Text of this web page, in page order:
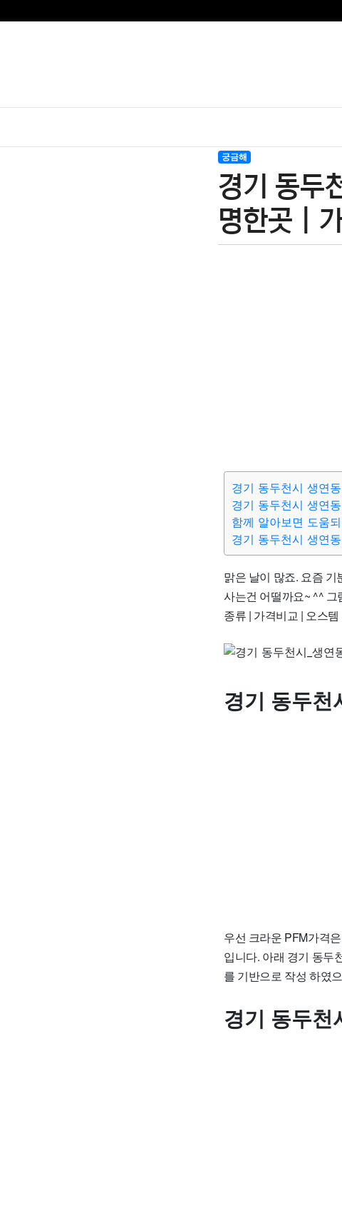
궁금해
경기 동두
명한곳 |
경기 동두천시 생연
경기 동두천시 생연
함께 알아보면 도움
경기 동두천시 생연
맑은 날이 많죠. 요즘
사는건 어떨까요~ ^^ 그
종류 | 가격비교 | 오스
경기 동두천
우선 크라운 PFM가격
입니다. 아래 경기 동두
를 기반으로 작성 하였
경기 동두천